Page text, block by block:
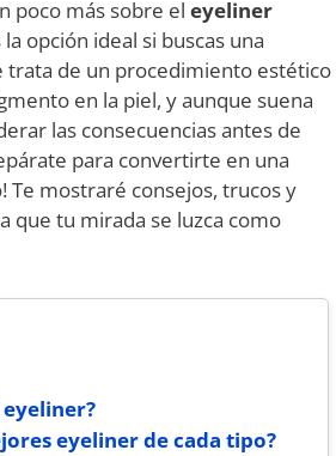
poco más sobre el eyeliner
la opción ideal si buscas una
trata de un procedimiento estético
en la piel, y aunque suena
las consecuencias antes de
para convertirte en una
Te mostraré consejos, trucos y
que tu mirada se luzca como
eyeliner de cada tipo?